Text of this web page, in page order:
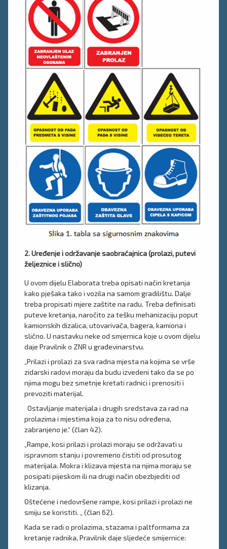
2. Uređenje i održavanje saobraćajnica (prolazi, putevi
željeznice i slično)
U ovom dijelu Elaborata treba opisati način kretanja
kako pješaka tako i vozila na samom gradilištu. Dalje
treba propisati mjere zaštite na radu. Treba definisati
puteve kretanja, naročito za tešku mehanizaciju poput
kamionskih dizalica, utovarivača, bagera, kamiona i
slično. U nastavku neke od smjernica koje u ovom dijelu
daje Pravilnik o ZNR u građevinarstvu.
„Prilazi i prolazi za sva radna mjesta na kojima se vrše
zidarski radovi moraju da budu izvedeni tako da se po
njima mogu bez smetnje kretati radnici i prenositi i
prevoziti materijal.
Ostavljanje materijala i drugih sredstava za rad na
prolazima i mjestima koja za to nisu određena,
zabranjeno je.“ (član 42).
„Rampe, kosi prilazi i prolazi moraju se održavati u
ispravnom stanju i povremeno čistiti od prosutog
materijala. Mokra i klizava mjesta na njima moraju se
posipati pijeskom ili na drugi način obezbjediti od
klizanja.
Oštećene i nedovršene rampe, kosi prilazi i prolazi ne
smiju se koristiti. „ (član 62).
Kada se radi o prolazima, stazama i paltformama za
kretanje radnika, Pravilnik daje sljedeće smijernice: